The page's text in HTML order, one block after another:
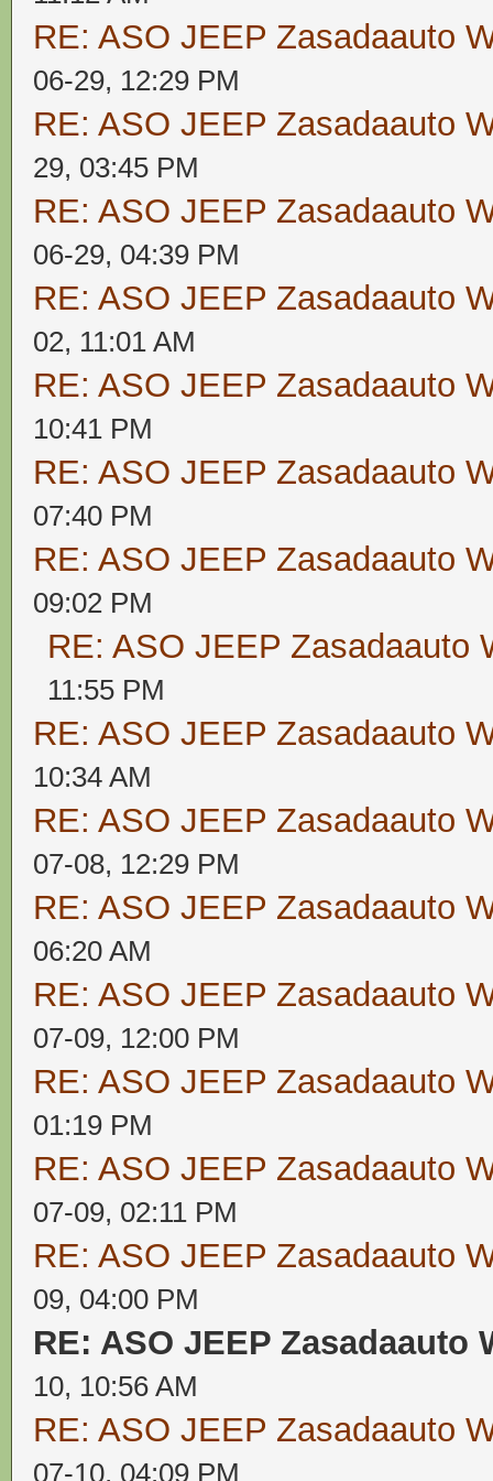
RE: ASO JEEP Zasadaauto
06-29, 12:29 PM
RE: ASO JEEP Zasadaauto
29, 03:45 PM
RE: ASO JEEP Zasadaauto
06-29, 04:39 PM
RE: ASO JEEP Zasadaauto
02, 11:01 AM
RE: ASO JEEP Zasadaauto
10:41 PM
RE: ASO JEEP Zasadaauto
07:40 PM
RE: ASO JEEP Zasadaauto
09:02 PM
RE: ASO JEEP Zasadaauto
11:55 PM
RE: ASO JEEP Zasadaauto
10:34 AM
RE: ASO JEEP Zasadaauto
07-08, 12:29 PM
RE: ASO JEEP Zasadaauto
06:20 AM
RE: ASO JEEP Zasadaauto
07-09, 12:00 PM
RE: ASO JEEP Zasadaauto
01:19 PM
RE: ASO JEEP Zasadaauto
07-09, 02:11 PM
RE: ASO JEEP Zasadaauto
09, 04:00 PM
RE: ASO JEEP Zasadaauto
10, 10:56 AM
RE: ASO JEEP Zasadaauto
07-10, 04:09 PM